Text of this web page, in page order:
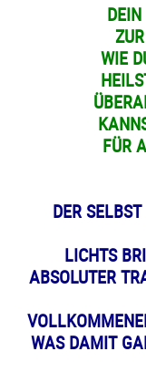
WIE
FÜR
DER
LICHTS
ABSOLUTER
WAS DAMIT